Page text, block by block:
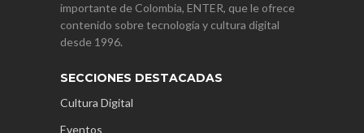
importante de Colombia, ENTER, que le ofrece
contenido sobre tecnología y cultura digital
desde 1996.
SECCIONES DESTACADAS
Cultura Digital
Eventos